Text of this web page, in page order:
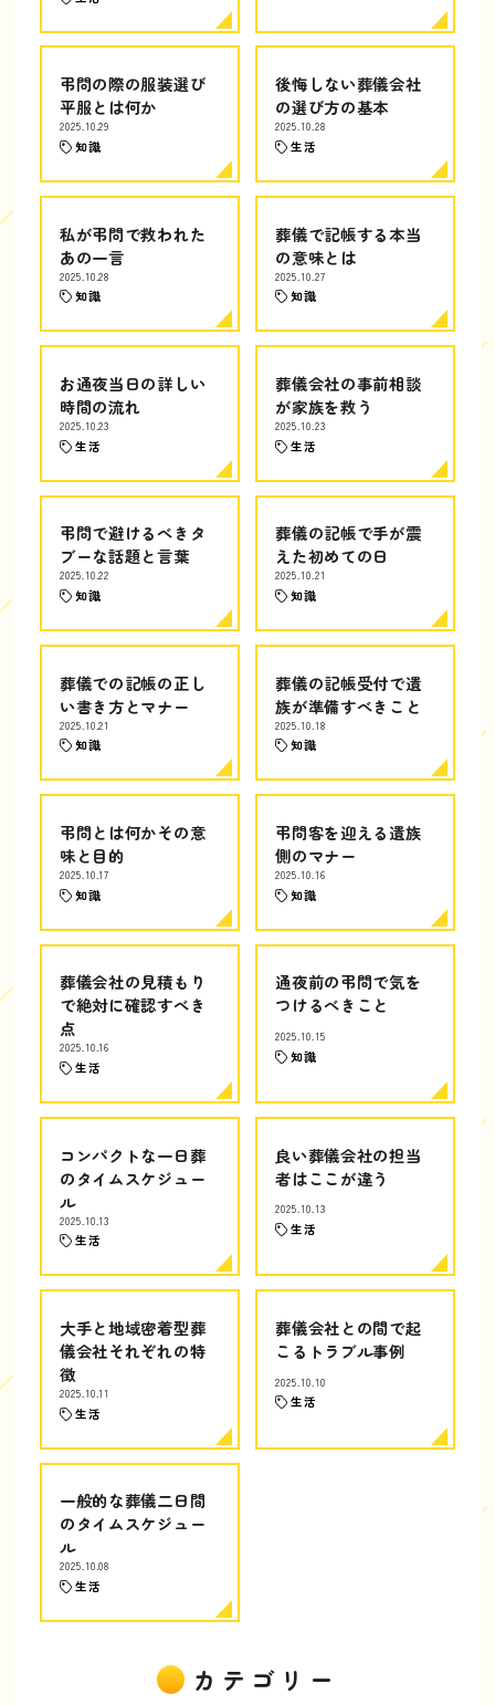
弔問の際の服装選び
平服とは何か
2025.10.29
知識
後悔しない葬儀会社
の選び方の基本
2025.10.28
生活
私が弔問で救われた
あの一言
2025.10.28
知識
葬儀で記帳する本当
の意味とは
2025.10.27
知識
お通夜当日の詳しい
時間の流れ
2025.10.23
生活
葬儀会社の事前相談
が家族を救う
2025.10.23
生活
弔問で避けるべきタ
ブーな話題と言葉
2025.10.22
知識
葬儀の記帳で手が震
えた初めての日
2025.10.21
知識
葬儀での記帳の正し
い書き方とマナー
2025.10.21
知識
葬儀の記帳受付で遺
族が準備すべきこと
2025.10.18
知識
弔問とは何かその意
味と目的
2025.10.17
知識
弔問客を迎える遺族
側のマナー
2025.10.16
知識
葬儀会社の見積もり
で絶対に確認すべき
点
2025.10.16
生活
通夜前の弔問で気を
つけるべきこと
2025.10.15
知識
コンパクトな一日葬
のタイムスケジュー
ル
2025.10.13
生活
良い葬儀会社の担当
者はここが違う
2025.10.13
生活
大手と地域密着型葬
儀会社それぞれの特
徴
2025.10.11
生活
葬儀会社との間で起
こるトラブル事例
2025.10.10
生活
一般的な葬儀二日間
のタイムスケジュー
ル
2025.10.08
生活
カテゴリー